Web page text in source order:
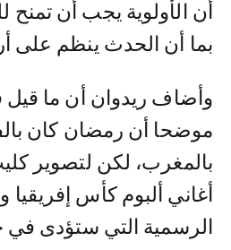
أن الأولوية يجب أن تمنح
بما أن الحدث ينظم على
وأضاف ريدوان أن ما
موضحا أن رمضان كان
بالمغرب، لكن لتصوير
أغاني ألبوم كأس إفريقيا
الرسمية التي ستؤدى في